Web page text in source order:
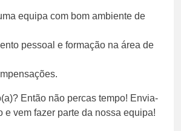
equipa com bom ambiente de
pessoal e formação na área de
Então não percas tempo! Envia-
e vem fazer parte da nossa equipa!